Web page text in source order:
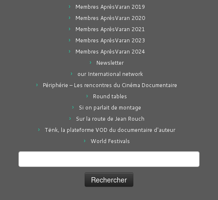
Membres AprèsVaran 2019
Membres AprèsVaran 2020
Membres AprèsVaran 2021
Membres AprèsVaran 2023
Membres AprèsVaran 2024
Newsletter
our International network
Périphérie – Les rencontres du Cinéma Documentaire
Round tables
Si on parlait de montage
Sur la route de Jean Rouch
Tënk, la plateforme VOD du documentaire d'auteur
World Festivals